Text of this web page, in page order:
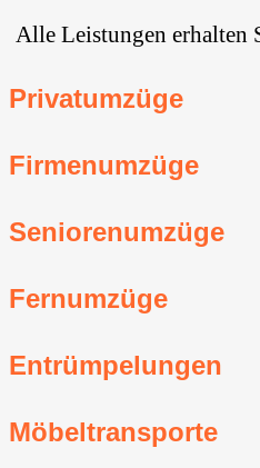
Alle Leistungen erhalten
Privatumzüge
Firmenumzüge
Seniorenumzüge
Fernumzüge
Entrümpelungen
Möbeltransporte